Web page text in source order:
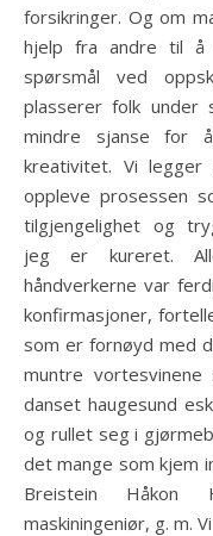
forsikringer. Og om
hjelp fra andre til å
spørsmål ved
plasserer folk
mindre sjanse for
kreativitet. Vi legger
oppleve prosessen
tilgjengelighet og
jeg er kureret.
håndverkerne var
konfirmasjoner,
som er fornøyd med
muntre
danset haugesund
og rullet seg i
det mange som kjem
Breistein Håkon
maskiningeniør, g. m.